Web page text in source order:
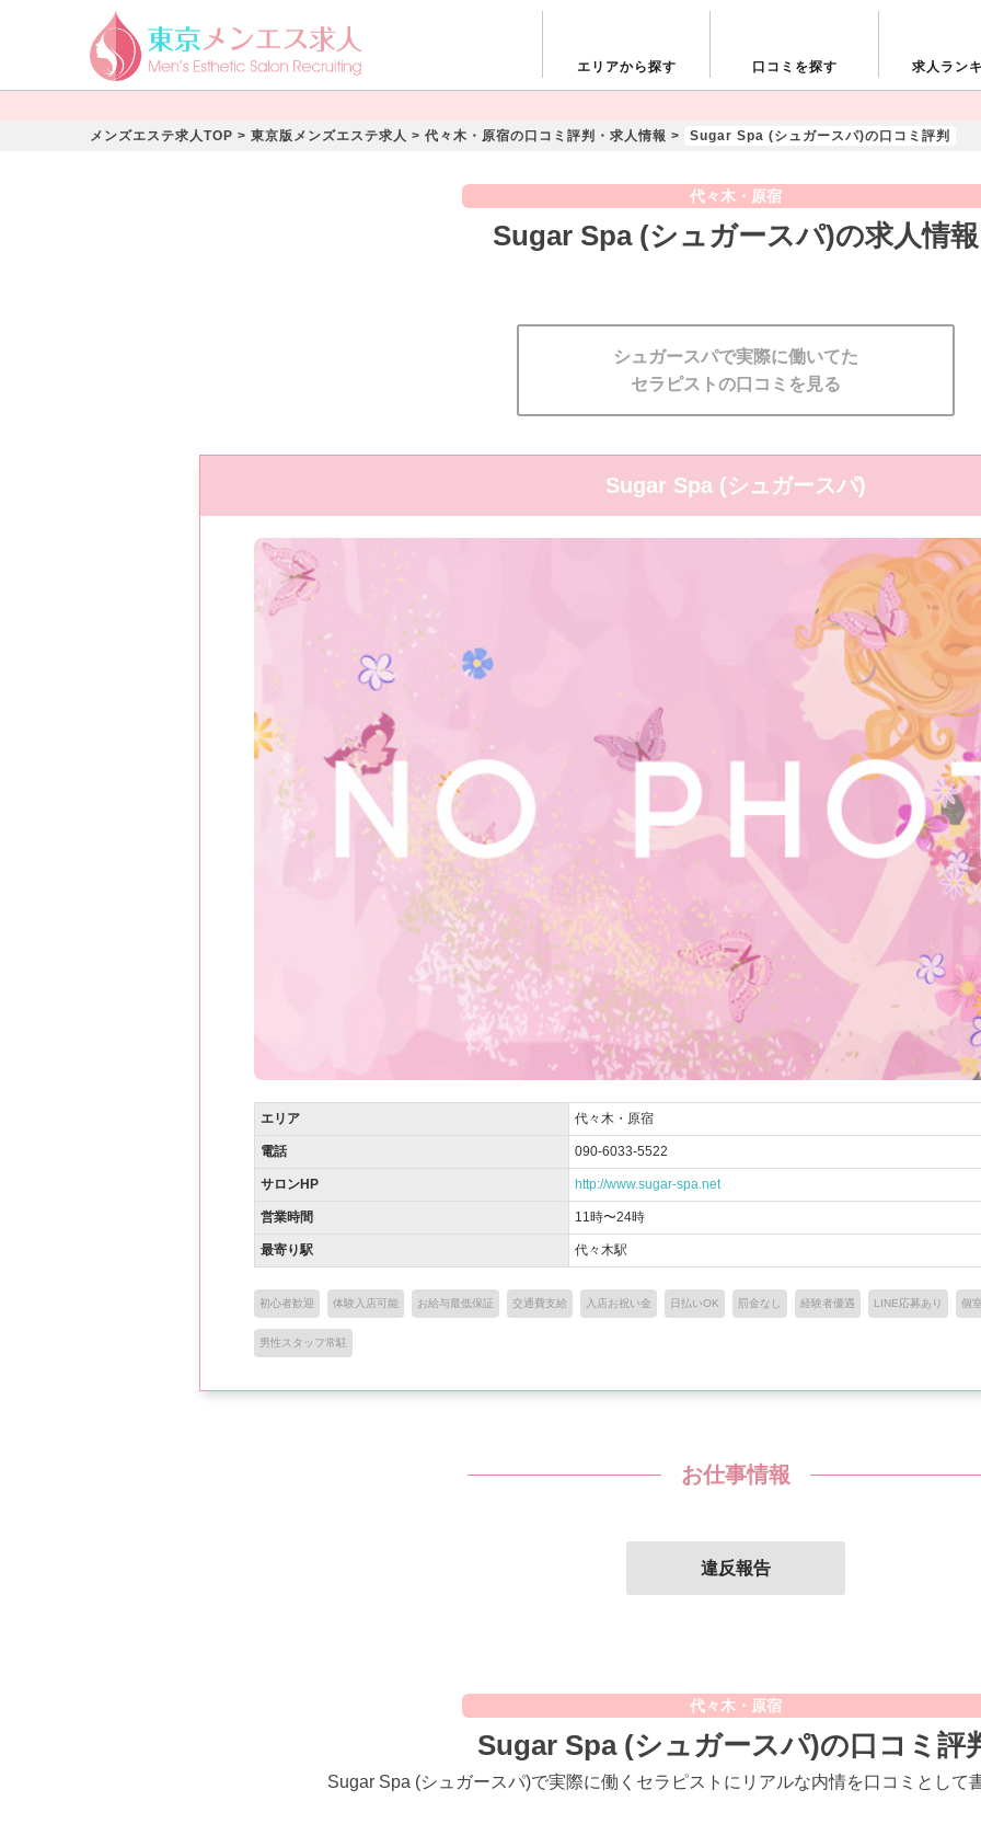
エリアから探す 口コミを探す 求人ラン
メンズエステ求人TOP > 東京版メンズエステ求人 > 代々木・原宿の口コミ評判・求人情報 > Sugar Spa (シュガースパ)の口コミ評判
代々木・原宿
Sugar Spa (シュガースパ)の求人情報
シュガースパで実際に働いてた
セラピストの口コミを見る
Sugar Spa (シュガースパ)
エリア 代々木・原宿
電話 090-6033-5522
サロンHP http://www.sugar-spa.net
営業時間 11時〜24時
最寄り駅 代々木駅
初心者歓迎 体験入店可能 お給与最低保証 交通費支給 入店お祝い金 日払いOK 罰金なし 経験者優遇 LINE応募あり 個
男性スタッフ常駐
お仕事情報
違反報告
代々木・原宿
Sugar Spa (シュガースパ)の口コミ評
Sugar Spa (シュガースパ)で実際に働くセラピストにリアルな内情を口コミとして